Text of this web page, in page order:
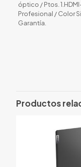
óptico / Ptos.
Profesional / Color
Garantía.
Productos